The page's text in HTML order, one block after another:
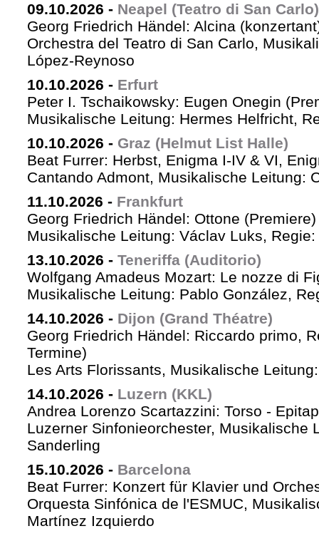
09.10.2026 - Neapel (Teatro di San Carlo)
Georg Friedrich Händel: Alcina
Orchestra del Teatro di San Carlo,
López-Reynoso
10.10.2026 - Erfurt
Peter I. Tschaikowsky: Eugen Onegin
Musikalische Leitung: Hermes Helfricht,
10.10.2026 - Graz (Helmut List Halle)
Beat Furrer: Herbst, Enigma I-IV & VI,
Cantando Admont, Musikalische Leitung:
11.10.2026 - Frankfurt
Georg Friedrich Händel: Ottone (Premiere)
Musikalische Leitung: Václav Luks,
13.10.2026 - Teneriffa (Auditorio)
Wolfgang Amadeus Mozart: Le nozze di
Musikalische Leitung: Pablo González,
14.10.2026 - Dijon (Grand Théatre)
Georg Friedrich Händel: Riccardo primo,
Termine)
Les Arts Florissants, Musikalische
14.10.2026 - Luzern (KKL)
Andrea Lorenzo Scartazzini: Torso -
Luzerner Sinfonieorchester, Musikalische
Sanderling
15.10.2026 - Barcelona
Beat Furrer: Konzert für Klavier und
Orquesta Sinfónica de l'ESMUC,
Martínez Izquierdo